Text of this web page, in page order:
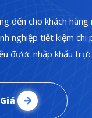
đến cho khách
nghiệp tiết kiệm chi
được nhập khẩu